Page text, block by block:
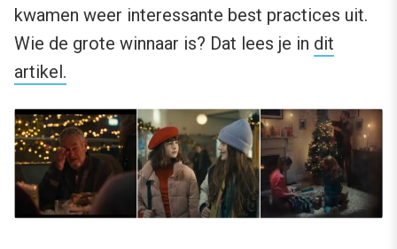
kwamen weer interessante best practices uit.
Wie de grote winnaar is? Dat lees je in dit
artikel.